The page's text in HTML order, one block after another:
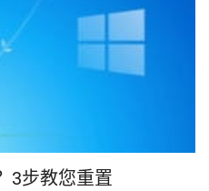
3步教您重置